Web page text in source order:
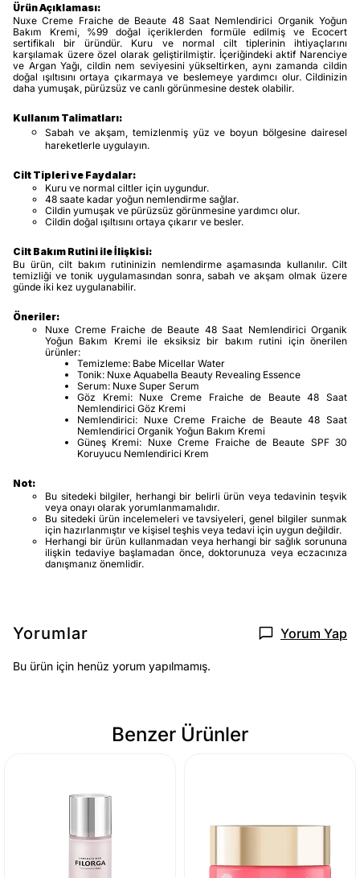
Ürün Açıklaması:
Nuxe Creme Fraiche de Beaute 48 Saat Nemlendirici Organik Yoğun
Bakım Kremi, %99 doğal içeriklerden formüle edilmiş ve Ecocert
sertifikalı bir üründür. Kuru ve normal cilt tiplerinin ihtiyaçlarını
karşılamak üzere özel olarak geliştirilmiştir. İçeriğindeki aktif Narenciye
ve Argan Yağı, cildin nem seviyesini yükseltirken, aynı zamanda cildin
doğal ışıltısını ortaya çıkarmaya ve beslemeye yardımcı olur. Cildinizin
daha yumuşak, pürüzsüz ve canlı görünmesine destek olabilir.
Kullanım Talimatları:
Sabah ve akşam, temizlenmiş yüz ve boyun bölgesine dairesel
hareketlerle uygulayın.
Cilt Tipleri ve Faydalar:
Kuru ve normal ciltler için uygundur.
48 saate kadar yoğun nemlendirme sağlar.
Cildin yumuşak ve pürüzsüz görünmesine yardımcı olur.
Cildin doğal ışıltısını ortaya çıkarır ve besler.
Cilt Bakım Rutini ile İlişkisi:
Bu ürün, cilt bakım rutininizin nemlendirme aşamasında kullanılır. Cilt
temizliği ve tonik uygulamasından sonra, sabah ve akşam olmak üzere
günde iki kez uygulanabilir.
Öneriler:
Nuxe Creme Fraiche de Beaute 48 Saat Nemlendirici Organik
Yoğun Bakım Kremi ile eksiksiz bir bakım rutini için önerilen
ürünler:
Temizleme: Babe Micellar Water
Tonik: Nuxe Aquabella Beauty Revealing Essence
Serum: Nuxe Super Serum
Göz Kremi: Nuxe Creme Fraiche de Beaute 48 Saat
Nemlendirici Göz Kremi
Nemlendirici: Nuxe Creme Fraiche de Beaute 48 Saat
Nemlendirici Organik Yoğun Bakım Kremi
Güneş Kremi: Nuxe Creme Fraiche de Beaute SPF 30
Koruyucu Nemlendirici Krem
Not:
Bu sitedeki bilgiler, herhangi bir belirli ürün veya tedavinin teşvik
veya onayı olarak yorumlanmamalıdır.
Bu sitedeki ürün incelemeleri ve tavsiyeleri, genel bilgiler sunmak
için hazırlanmıştır ve kişisel teşhis veya tedavi için uygun değildir.
Herhangi bir ürün kullanmadan veya herhangi bir sağlık sorununa
ilişkin tedaviye başlamadan önce, doktorunuza veya eczacınıza
danışmanız önemlidir.
Yorumlar Yorum Yap
Bu ürün için henüz yorum yapılmamış.
Benzer Ürünler